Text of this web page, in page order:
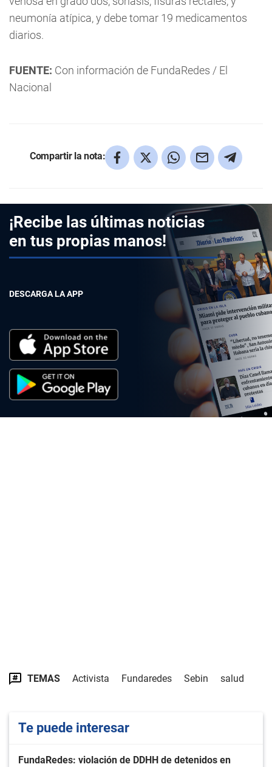
neumonía atípica, y debe tomar 19 medicamentos
diarios.
FUENTE: Con información de FundaRedes / El
Nacional
Compartir la nota:
¡Recibe las últimas noticias
en tus propias manos!
DESCARGA LA APP
TEMAS Activista Fundaredes Sebin salud
Te puede interesar
FundaRedes: violación de DDHH de detenidos en